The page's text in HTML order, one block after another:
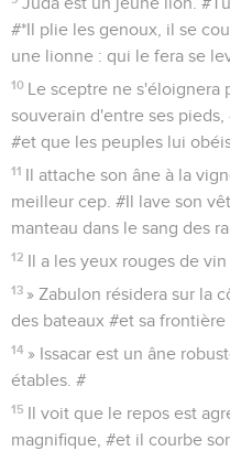
#*Il plie les genoux, il se
une lionne : qui le fera se
10 Le sceptre ne s'éloignera
souverain d'entre ses
#et que les peuples lui
11 Il attache son âne à la
meilleur cep. #Il lave son
manteau dans le sang des
12 Il a les yeux rouges de
13 » Zabulon résidera sur la
des bateaux #et sa
14 » Issacar est un âne
étables. #
15 Il voit que le repos est
magnifique, #et il courbe